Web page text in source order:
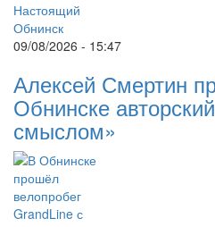
09/08/2026 - 15:47
Алексей Смертин
Обнинске
смыслом»